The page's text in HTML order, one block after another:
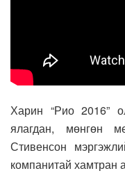
Харин “Рио 2016”
ялагдан, мөнгөн
Стивенсон
компанитай хамтран